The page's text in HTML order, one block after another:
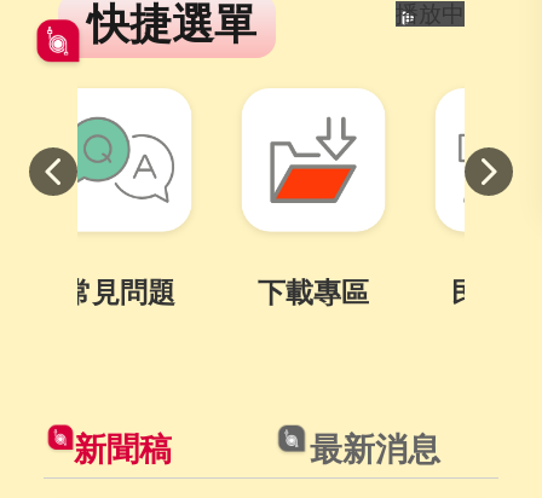
播放中
快捷選單
下載專區 民意信箱
切
新聞稿 最新消息